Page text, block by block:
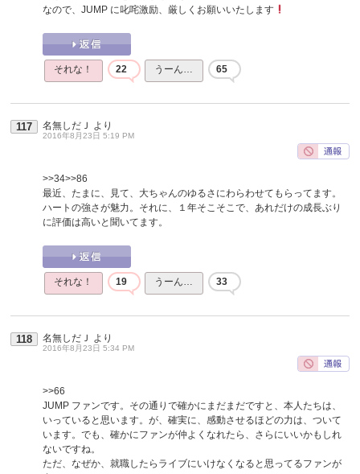
なので、JUMP に叱咤激励、厳しくお願いいたします
それな！ 22 うーん… 65
117 名無しだＪ より
2016年8月23日 5:19 PM
>>34>>86
最近、たまに、見て、大ちゃんのゆるさにわらわせてもらってます。
ハートの強さが魅力。それに、１年そこそこで、あれだけの成長ぶり
に評価は高いと聞いてます。
それな！ 19 うーん… 33
118 名無しだＪ より
2016年8月23日 5:34 PM
>>66
JUMP ファンです。その通りで確かにまだまだですと、本人たちは、
いっていると思います。が、確実に、感動させるほどの力は、ついて
います。でも、確かにファンが仲よくなれたら、さらにいいかもしれ
ないですね。
ただ、なぜか、就職したらライブにいけなくなると思ってるファンが